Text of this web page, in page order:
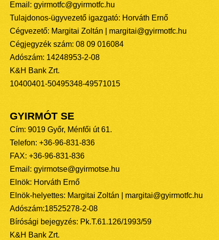
Email: gyirmotfc@gyirmotfc.hu
Tulajdonos-ügyvezető igazgató: Horváth Ernő
Cégvezető: Margitai Zoltán | margitai@gyirmotfc.hu
Cégjegyzék szám: 08 09 016084
Adószám: 14248953-2-08
K&H Bank Zrt.
10400401-50495348-49571015
GYIRMÓT SE
Cím: 9019 Győr, Ménfői út 61.
Telefon: +36-96-831-836
FAX: +36-96-831-836
Email: gyirmotse@gyirmotse.hu
Elnök: Horváth Ernő
Elnök-helyettes: Margitai Zoltán | margitai@gyirmotfc.hu
Adószám:18525278-2-08
Bírósági bejegyzés: Pk.T.61.126/1993/59
K&H Bank Zrt.